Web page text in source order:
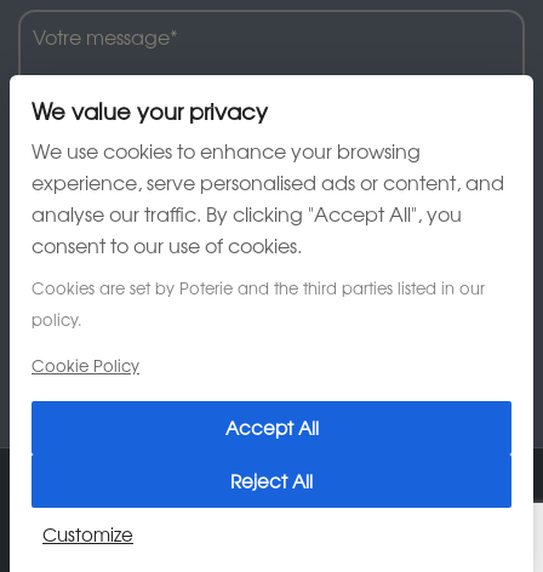
J'ai lu et accepte la charte de confidentialité
© 2026 Poterie Au Grès du Temps
We value your privacy
We use cookies to enhance your browsing
experience, serve personalised ads or content, and
analyse our traffic. By clicking "Accept All", you
consent to our use of cookies.
Cookies are set by Poterie and the third parties listed in our
policy.
Cookie Policy
Accept All
Reject All
Customize